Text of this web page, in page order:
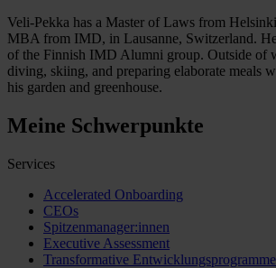
Veli-Pekka has a Master of Laws from
MBA from IMD, in Lausanne, Switzerland.
of the Finnish IMD Alumni group. Outside of
diving, skiing, and preparing elaborate meals
his garden and greenhouse.
Meine Schwerpunkte
Services
Accelerated Onboarding
CEOs
Spitzenmanager:innen
Executive Assessment
Transformative Entwicklungsprogramme